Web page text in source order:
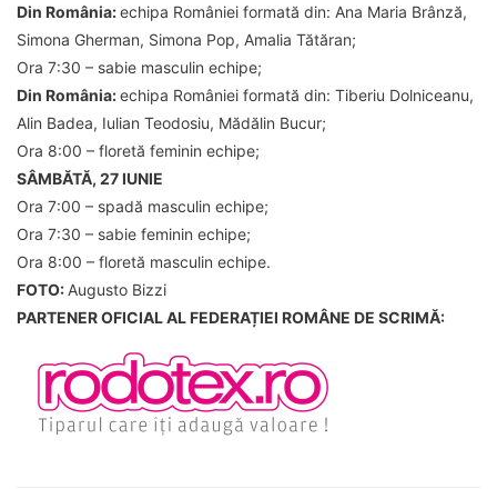
Din România:echipa României formată din: Ana Maria Brânză,
Simona Gherman, Simona Pop, Amalia Tătăran;
Ora 7:30 – sabie masculin echipe;
Din România:echipa României formată din: Tiberiu Dolniceanu,
Alin Badea, Iulian Teodosiu, Mădălin Bucur;
Ora 8:00 – floretă feminin echipe;
SÂMBĂTĂ, 27 IUNIE
Ora 7:00 – spadă masculin echipe;
Ora 7:30 – sabie feminin echipe;
Ora 8:00 – floretă masculin echipe.
FOTO: Augusto Bizzi
PARTENER OFICIAL AL FEDERAȚIEI ROMÂNE DE SCRIMĂ: